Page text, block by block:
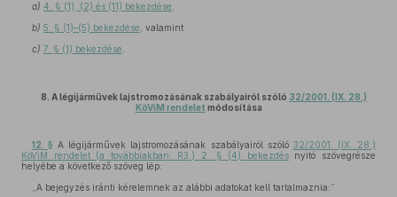
a) 4. § (1), (2) és (11) bekezdése
b) 5. § (1)–(5) bekezdése , valamint
c) 7. § (1) bekezdése
8. A légijárművek lajstromozásának szabályairól szóló 32/2001. (IX. 28.)
KöViM rendelet módosítása
12. § A légijárművek lajstromozásának szabályairól szóló 32/2001. (IX. 28.)
KöViM rendelet (a továbbiakban: R3.) 2. § (4) bekezdésnyitó szövegrésze
helyébe a következő szöveg lép:
„A bejegyzés iránti kérelemnek az alábbi adatokat kell tartalmaznia:”